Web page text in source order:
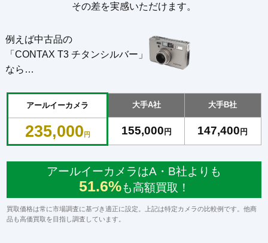
その差を実感いただけます。
例えば中古品の
「CONTAX T3 チタンシルバー」
なら…
アールイーカメラ
235,000 円
大手A社
155,000円
大手B社
147,400円
アールイーカメラはA・B社よりも
51.6%も高額買取！
買取価格は常に市場調査に基づき適正に設定。上記は特定カメラの比較例です。他商
品も高価買取を目指し調査しています。